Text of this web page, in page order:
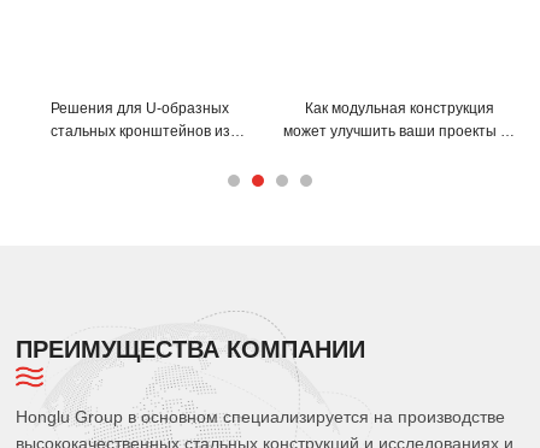
для U-образных
кронштейнов из
Как модульная конструкция
может улучшить ваши проекты со
каркасами?
Как С-
ПРЕИМУЩЕСТВА КОМПАНИИ
Honglu Group в основном специализируется на производстве
высококачественных стальных конструкций и исследованиях и